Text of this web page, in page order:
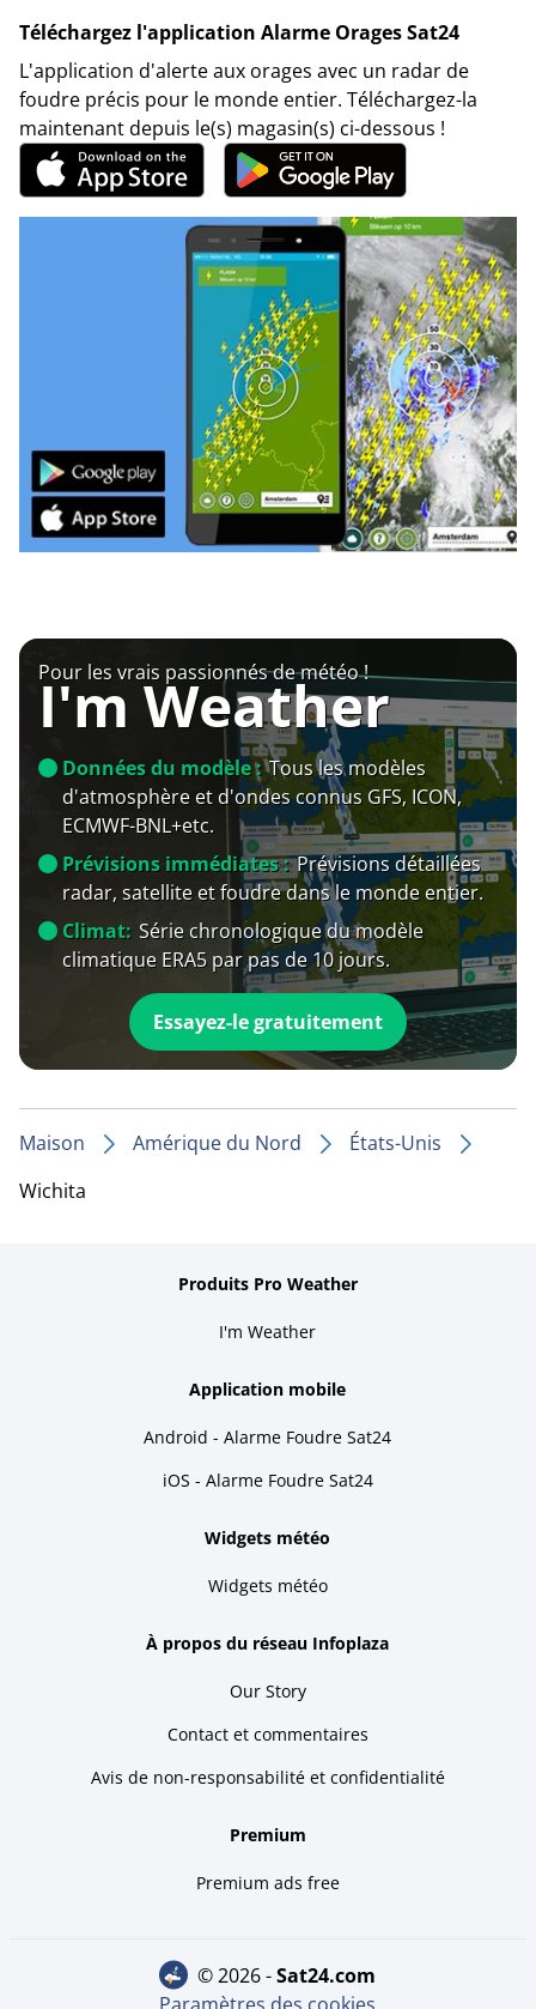
Téléchargez l'application Alarme Orages Sat24
L'application d'alerte aux orages avec un radar de
foudre précis pour le monde entier. Téléchargez-la
maintenant depuis le(s) magasin(s) ci-dessous !
Pour les vrais passionnés de météo !
I'm Weather
Données du modèle : Tous les modèles
d'atmosphère et d'ondes connus GFS, ICON,
ECMWF-BNL+etc.
Prévisions immédiates : Prévisions détaillées
radar, satellite et foudre dans le monde entier.
Climat: Série chronologique du modèle
climatique ERA5 par pas de 10 jours.
Essayez-le gratuitement
Maison Amérique du Nord
États-Unis
Wichita
Produits Pro Weather
I'm Weather
Application mobile
Android - Alarme Foudre Sat24
iOS - Alarme Foudre Sat24
Widgets météo
Widgets météo
À propos du réseau Infoplaza
Our Story
Contact et commentaires
Avis de non-responsabilité et confidentialité
Premium
Premium ads free
© 2026 - sat24.com